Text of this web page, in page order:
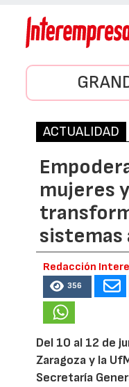
ACTUALIDAD
mujeres y
Redacción
356
Del 10 al 12 de
Zaragoza y la
Secretaría